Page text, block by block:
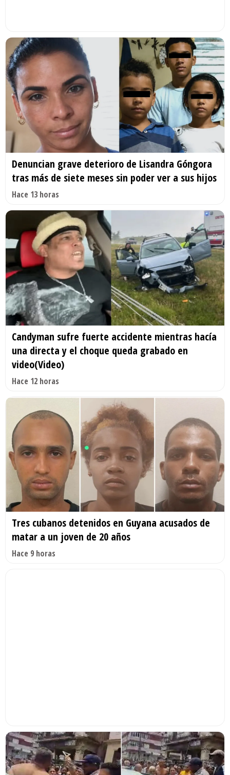
Denuncian grave deterioro de Lisandra Góngora
tras más de siete meses sin poder ver a sus hijos
Hace 13 horas
Candyman sufre fuerte accidente mientras hacía
una directa y el choque queda grabado en
video(Video)
Hace 12 horas
Tres cubanos detenidos en Guyana acusados de
matar a un joven de 20 años
Hace 9 horas